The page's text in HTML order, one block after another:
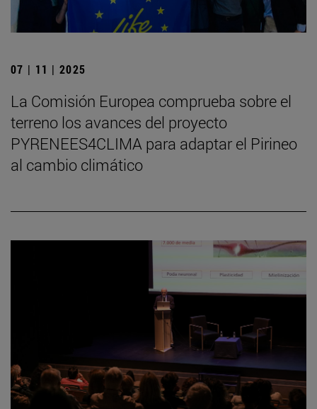
07 | 11 | 2025
La Comisión Europea comprueba sobre el
terreno los avances del proyecto
PYRENEES4CLIMA para adaptar el Pirineo
al cambio climático